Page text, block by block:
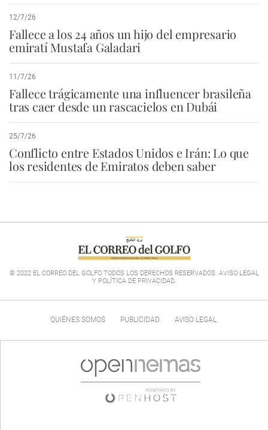
12/7/26
Fallece a los 24 años un hijo del empresario
emiratí Mustafa Galadari
11/7/26
Fallece trágicamente una influencer brasileña
tras caer desde un rascacielos en Dubái
25/7/26
Conflicto entre Estados Unidos e Irán: Lo que
los residentes de Emiratos deben saber
© 2022 EL CORREO DEL GOLFO TODOS LOS DERECHOS RESERVADOS. AVISO LEGAL
Y POLÍTICA DE PRIVACIDAD.
QUIÉNES SOMOS PUBLICIDAD AVISO LEGAL